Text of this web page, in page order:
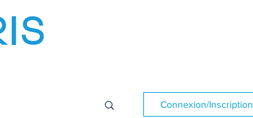
Connexion/Inscription